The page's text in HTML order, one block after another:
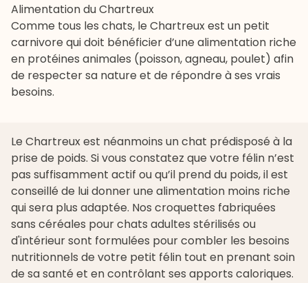
Alimentation du Chartreux
Comme tous les chats, le Chartreux est un petit
carnivore qui doit bénéficier d’une alimentation riche
en protéines animales (poisson, agneau, poulet) afin
de respecter sa nature et de répondre à ses vrais
besoins.
Le Chartreux est néanmoins un chat prédisposé à la
prise de poids. Si vous constatez que votre félin n’est
pas suffisamment actif ou qu’il prend du poids, il est
conseillé de lui donner une alimentation moins riche
qui sera plus adaptée. Nos croquettes fabriquées
sans céréales pour chats adultes stérilisés ou
d'intérieur sont formulées pour combler les besoins
nutritionnels de votre petit félin tout en prenant soin
de sa santé et en contrôlant ses apports caloriques.